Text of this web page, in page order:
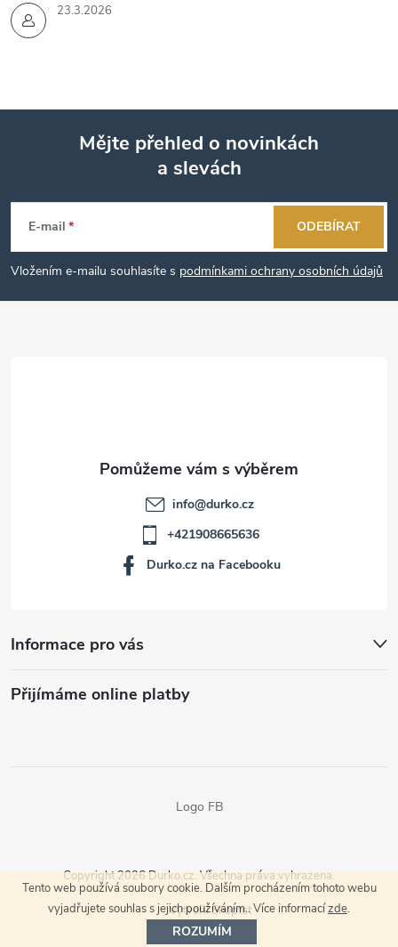
Tento web používá soubory cookie. Dalším procházením tohoto webu
vyjadřujete souhlas s jejich používáním.. Více informacízde.
ROZUMÍM
23.3.2026
p
a
Mějte přehled o novinkách
a slevách
E-mail
Vložením e-mailu souhlasíte s podmínkami ochrany osobních údajů
ODEBÍRAT
Informace pro vás
Přijímáme online platby
info@durko.cz
+421908665636
Durko.cz na Facebooku
Logo FB
Vytvořil Shoptet
Copyright 2026 Durko.cz. Všechna práva vyhrazena.